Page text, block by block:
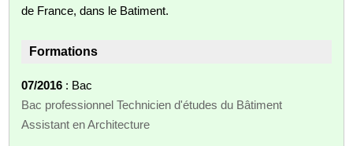
de France, dans le Batiment.
Formations
07/2016 : Bac
Bac professionnel Technicien d'études du Bâtiment
Assistant en Architecture